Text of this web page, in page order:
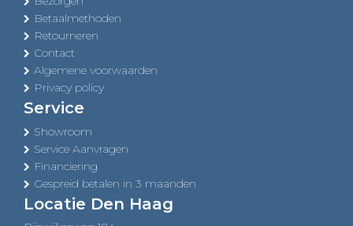
Betaalmethoden
Retourneren
Contact
Algemene voorwaarden
Privacy policy
Service
Showroom
Service Aanvragen
Financiering
Gespreid betalen in 3 maanden
Locatie Den Haag